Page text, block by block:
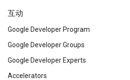
互动
Google Developer Program
Google Developer Groups
Google Developer Experts
Accelerators